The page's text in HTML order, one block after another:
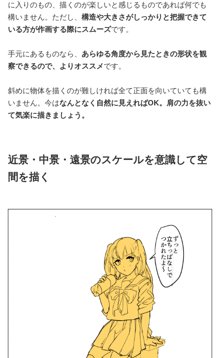
に入りのもの、描くのが楽しいと感じるものであれば何でも
構いません。ただし、 構造や大きさがしっかりと把握できて
いる方が作画する際にスムーズです。
手元にあるものなら、 あらゆる角度から見たときの形状を観
察できるので、よりオススメです。
斜めに物体を描くのが難しければ全て正面を向いていても構
いません。今はなんとなく自然に見えればOK。肩の力を抜い
て気楽に描きましょう。
近景・中景・遠景のスケールを意識して空
間を描く